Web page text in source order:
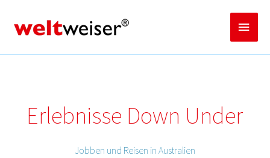
springen
Erlebnisse Down Under
Jobben und Reisen in Australien